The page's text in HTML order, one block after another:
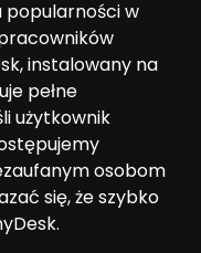
popularności w
instalowany na
pełne
użytkownik
osobom
się, że szybko